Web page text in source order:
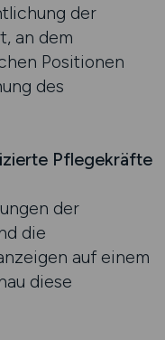
der
an dem
Positionen
des
Pflegekräfte
der
die
auf einem
diese